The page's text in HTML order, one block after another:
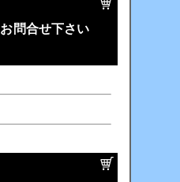
お問合せ下さい